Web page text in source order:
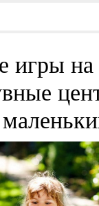
игры на